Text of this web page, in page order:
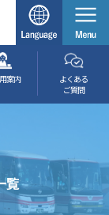
案内
よくある
ご質問
覧